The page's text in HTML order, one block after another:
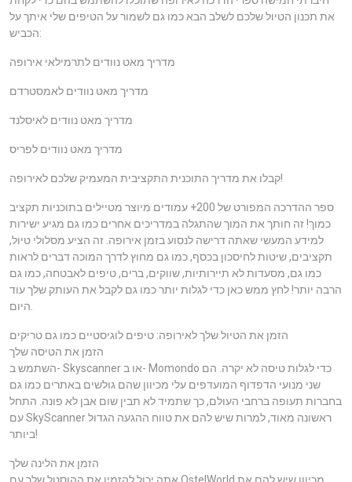
את תכנון הטיול שלכם לשלב הבא כמו גם לשמור על הטיפים שלי איתך על
הכביש:
מדריך מאט נוודים לתרמילאי אירופה
מדריך מאט נוודים לאמסטרדם
מדריך מאט נוודים לאיסלנד
מדריך מאט נוודים לפריס
קבלו את מדריך התוכנית התקציבית המעמיק שלכם לאירופה!
ספר ההדרכה המפורט של 200+ עמודים מיוצר מטיילים בתוכניות תקציב
כמוך! זה חותך את המוך שהתגלה במדריכים אחרים כמו גם מגיע ישירות
למידע המעשי שאתה דרישה לנסוע בזמן אירופה. זה הציע מסלולי טיול,
תקציבים, שיטות לחיסכון בכסף, כמו גם מחוץ לדרך המוכה דברים לראות
כמו גם, מסעדות לא תיירותיות, שווקים, ברים, טיפים לאבטחה, כמו גם
הרבה יותר! לחץ ממש כאן כדי לגלות יותר כמו גם לקבל את העותק שלך עוד
הזמן את הטיול שלך לאירופה: טיפים לוגיסטיים כמו גם טריקים
הזמן את הטיסה שלך
השתמש ב- Skyscanner או ב- Momondo כדי לגלות טיסה לא יקרה. הם
שני מנועי הדפדוף המועדפים עלי מכיוון שהם גולשים באתרים כמו גם
בחברות תעופה ברחבי העולם, כך שתמיד לא תבין שום אבן לא פונה. התחל
עם SkyScanner ראשונה מאוד, למרות שיש להם את טווח ההגעה הגדול
ביותר!
הזמן את הלינה שלך